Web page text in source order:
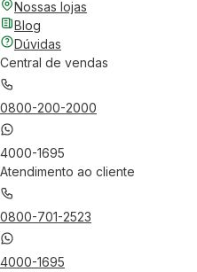
Nossas lojas
Blog
Dúvidas
Central de vendas
0800-200-2000
4000-1695
Atendimento ao cliente
0800-701-2523
4000-1695